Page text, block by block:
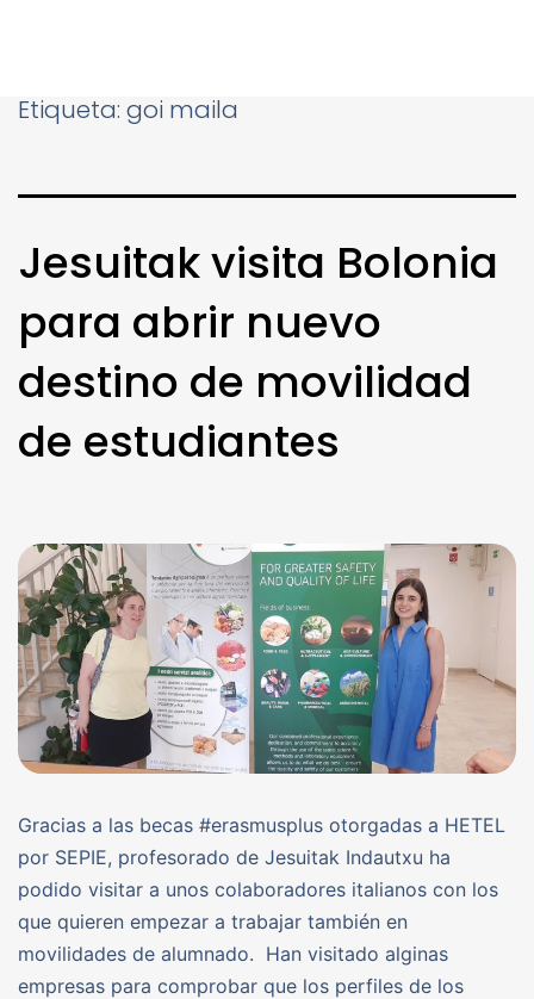
Etiqueta: goi maila
Jesuitak visita Bolonia
para abrir nuevo
destino de movilidad
de estudiantes
Gracias a las becas #erasmusplus otorgadas a HETEL
por SEPIE, profesorado de Jesuitak Indautxu ha
podido visitar a unos colaboradores italianos con los
que quieren empezar a trabajar también en
movilidades de alumnado. Han visitado alginas
empresas para comprobar que los perfiles de los